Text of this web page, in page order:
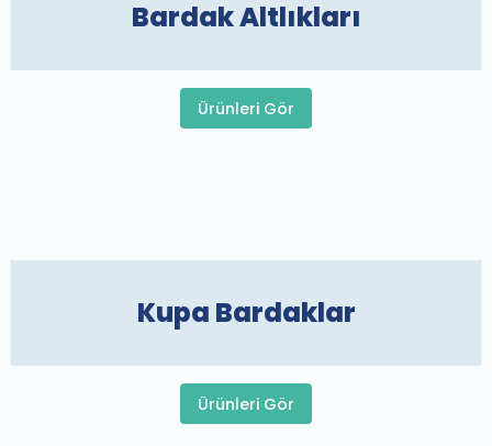
Bardak Altlıkları
Ürünleri Gör
Kupa Bardaklar
Ürünleri Gör